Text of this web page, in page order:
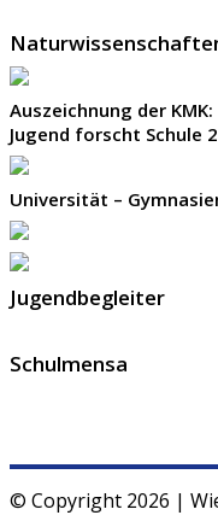
Auszeichnung der KMK:
Jugend forscht Schule
Universität –
Jugendbegleiter
Schulmensa
© Copyright 2026 |